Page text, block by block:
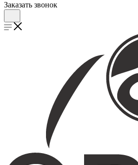
Заказать звонок